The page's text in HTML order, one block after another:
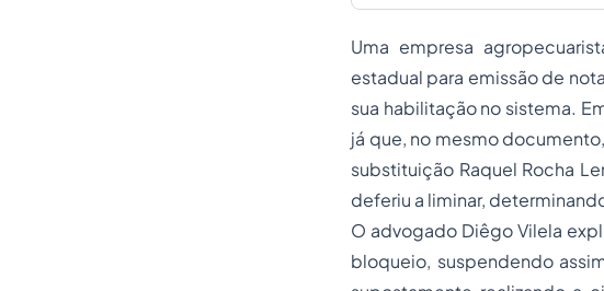
Uma empresa
estadual para emissão de
sua habilitação no sistema.
já que, no mesmo
substituição Raquel Rocha
deferiu a liminar,
O advogado Diêgo Vilela
bloqueio, suspendendo